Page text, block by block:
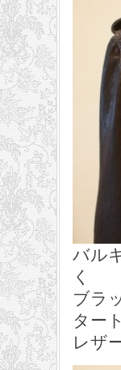
バル
く
ブラ
ター
レザ